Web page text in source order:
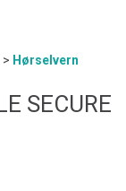
Hørselvern
SECURE